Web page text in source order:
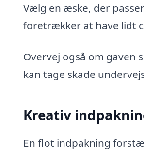
Vælg en æske, der
foretrækker at have lidt
Overvej også om gaven
kan tage skade
Kreativ
En flot indpakning